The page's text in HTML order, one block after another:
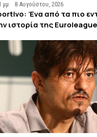
μμ 8 Αυγούστου, 2026
Ένα από τα πιο
ιστορία της Euroleague